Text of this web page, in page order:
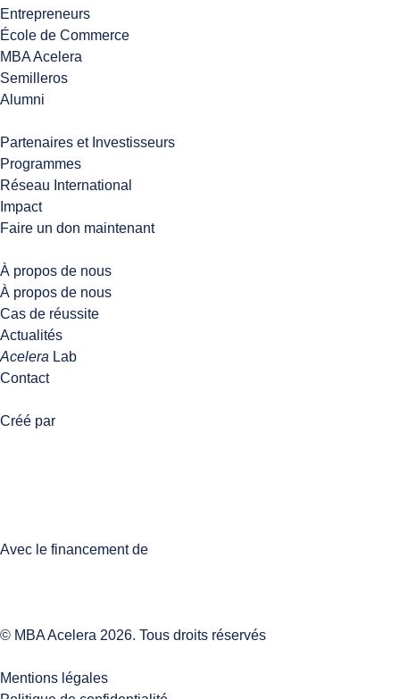
Entrepreneurs
École de Commerce
MBA Acelera
Semilleros
Alumni
Partenaires et Investisseurs
Programmes
Réseau International
Impact
Faire un don maintenant
À propos de nous
À propos de nous
Cas de réussite
Actualités
Acelera Lab
Contact
Créé par
Avec le financement de
© MBA Acelera 2026. Tous droits réservés
Mentions légales